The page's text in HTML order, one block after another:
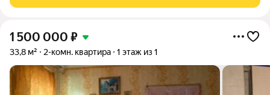
1 500 000 ₽
33,8 м² 2-комн. квартира 1 этаж из 1